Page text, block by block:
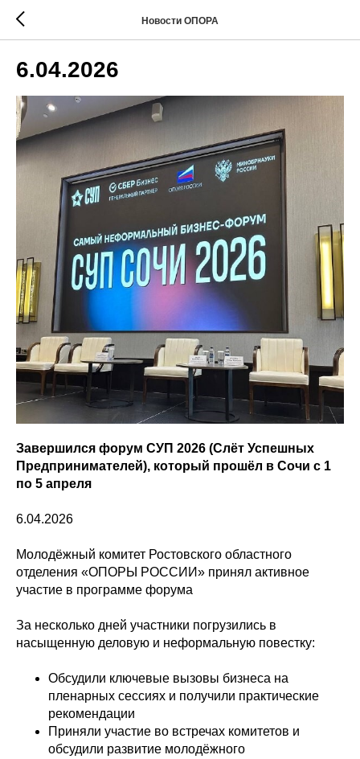
Новости ОПОРА
6.04.2026
Завершился форум СУП 2026 (Слёт Успешных
Предпринимателей), который прошёл в Сочи с 1
по 5 апреля
6.04.2026
Молодёжный комитет Ростовского областного
отделения «ОПОРЫ РОССИИ» принял активное
участие в программе форума
За несколько дней участники погрузились в
насыщенную деловую и неформальную повестку:
Обсудили ключевые вызовы бизнеса на
пленарных сессиях и получили практические
рекомендации
Приняли участие во встречах комитетов и
обсудили развитие молодёжного